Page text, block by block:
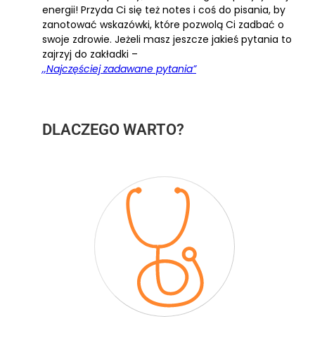
energii! Przyda Ci się też notes i coś do pisania, by
zanotować wskazówki, które pozwolą Ci zadbać o
swoje zdrowie. Jeżeli masz jeszcze jakieś pytania to
zajrzyj do zakładki –
,,Najczęściej zadawane pytania”
DLACZEGO WARTO?